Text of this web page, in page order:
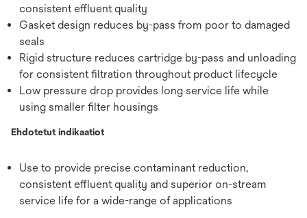
consistent effluent quality
Gasket design reduces by-pass from poor to damaged
seals
Rigid structure reduces cartridge by-pass and unloading
for consistent filtration throughout product lifecycle
Low pressure drop provides long service life while
using smaller filter housings
Ehdotetut indikaatiot
Use to provide precise contaminant reduction,
consistent effluent quality and superior on-stream
service life for a wide-range of applications